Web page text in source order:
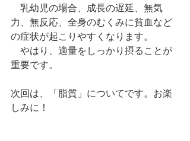
乳幼児の場合、成長の遅延、無気
力、無反応、全身のむくみに貧血など
の症状が起こりやすくなります。
やはり、適量をしっかり摂ることが
重要です。
次回は、「脂質」についてです。お楽
しみに！